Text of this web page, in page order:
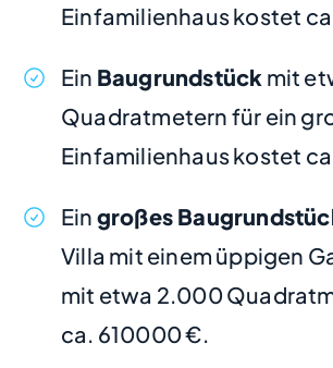
Einfamilienhaus kostet
Ein Baugrundstück mit
Quadratmetern für ein
Einfamilienhaus kostet
Ein großes
Villa mit einem üppigen
mit etwa 2.000
ca. 610000 €.